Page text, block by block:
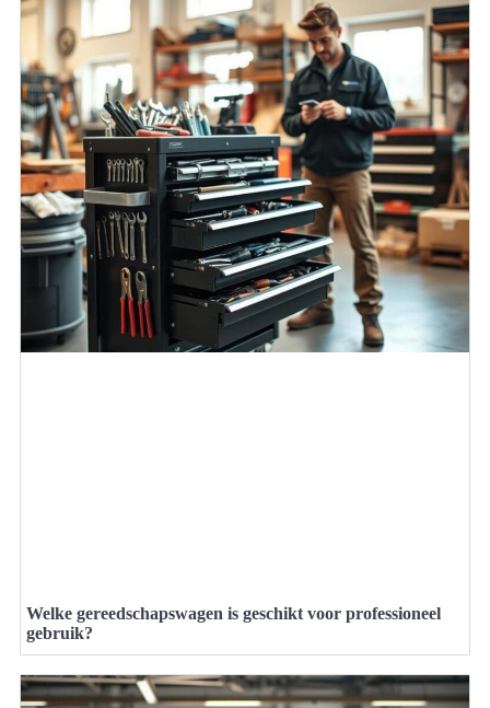
Welke gereedschapswagen is geschikt voor professioneel
gebruik?